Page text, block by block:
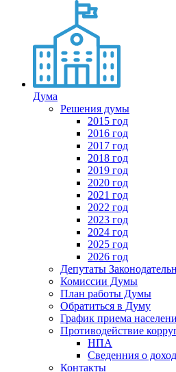
Дума
Решения думы
2015 год
2016 год
2017 год
2018 год
2019 год
2020 год
2021 год
2022 год
2023 год
2024 год
2025 год
2026 год
Депутаты
Комиссии Думы
План работы Думы
Обратиться в Думу
График приема
Противодействие
НПА
Сведенния о
Контакты